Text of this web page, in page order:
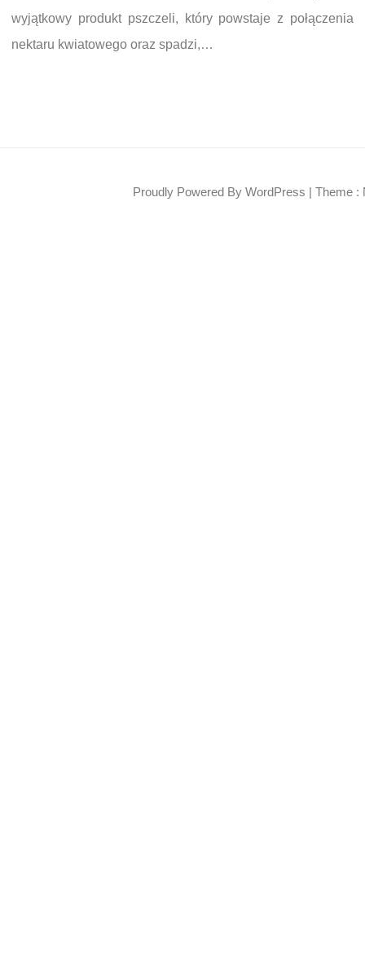
wyjątkowy produkt pszczeli, który powstaje z połączenia
nektaru kwiatowego oraz spadzi,…
Proudly Powered By WordPress | Theme :